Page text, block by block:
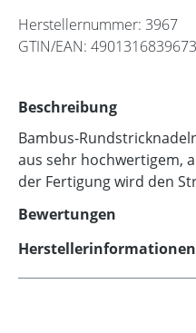
Herstellernummer: 3967
GTIN/EAN: 4901316839673
Beschreibung
Bambus-
aus sehr hochwertigem,
der Fertigung wird den
Bewertungen
Herstellerinformationen